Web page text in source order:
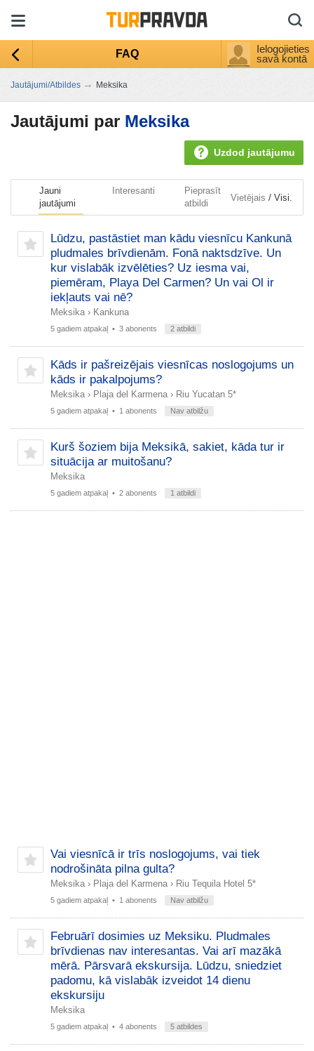
FAQ
Ielogojieties
savā kontā
Jautājumi/Atbildes → Meksika
Jautājumi par Meksika
Uzdod jautājumu
Jauni
jautājumi
Interesanti
Pieprasīt
atbildi
Vietējais / Visi.
Lūdzu, pastāstiet man kādu viesnīcu Kankunā
pludmales brīvdienām. Fonā naktsdzīve. Un
kur vislabāk izvēlēties? Uz iesma vai,
piemēram, Playa Del Carmen? Un vai Ol ir
iekļauts vai nē?
Meksika › Kankuna
5 gadiem atpakaļ • 3 abonents 2 atbildi
Kāds ir pašreizējais viesnīcas noslogojums un
kāds ir pakalpojums?
Meksika › Plaja del Karmena › Riu Yucatan 5*
5 gadiem atpakaļ • 1 abonents Nav atbilžu
Kurš šoziem bija Meksikā, sakiet, kāda tur ir
situācija ar muitošanu?
Meksika
5 gadiem atpakaļ • 2 abonents 1 atbildi
Vai viesnīcā ir trīs noslogojums, vai tiek
nodrošināta pilna gulta?
Meksika › Plaja del Karmena › Riu Tequila Hotel 5*
5 gadiem atpakaļ • 1 abonents Nav atbilžu
Februārī dosimies uz Meksiku. Pludmales
brīvdienas nav interesantas. Vai arī mazākā
mērā. Pārsvarā ekskursija. Lūdzu, sniedziet
padomu, kā vislabāk izveidot 14 dienu
ekskursiju
Meksika
5 gadiem atpakaļ • 4 abonents 5 atbildes